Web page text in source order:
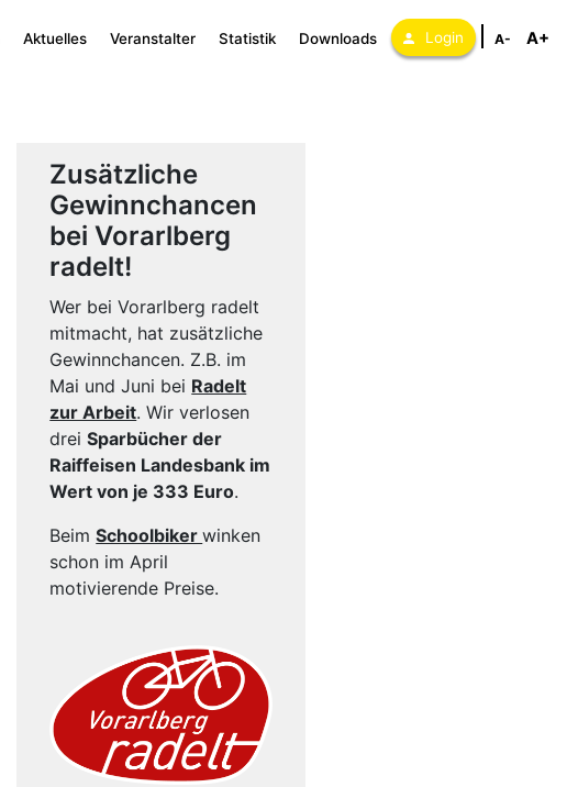
Aktuelles Veranstalter Statistik Downloads Login A- A+
Zusätzliche
Gewinnchancen
bei Vorarlberg
radelt!
Wer bei Vorarlberg radelt
mitmacht, hat zusätzliche
Gewinnchancen. Z.B. im
Mai und Juni bei Radelt
zur Arbeit. Wir verlosen
dreiSparbücher der
Raiffeisen Landesbank im
Wert von je 333 Euro.
BeimSchoolbikerwinken
schon im April
motivierende Preise.